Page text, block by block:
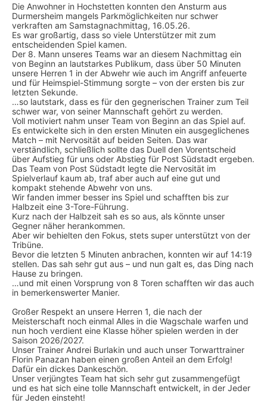
Die Anwohner in Hochstetten konnten den Ansturm aus
Durmersheim mangels Parkmöglichkeiten nur schwer
verkraften am Samstagnachmittag, 16.05.26.
Es war großartig, dass so viele Unterstützer mit zum
entscheidenden Spiel kamen.
Der 8. Mann unseres Teams war an diesem Nachmittag ein
von Beginn an lautstarkes Publikum, dass über 50 Minuten
unsere Herren 1 in der Abwehr wie auch im Angriff anfeuerte
und für Heimspiel-Stimmung sorgte – von der ersten bis zur
letzten Sekunde.
…so lautstark, dass es für den gegnerischen Trainer zum Teil
schwer war, von seiner Mannschaft gehört zu werden.
Voll motiviert nahm unser Team von Beginn an das Spiel auf.
Es entwickelte sich in den ersten Minuten ein ausgeglichenes
Match – mit Nervosität auf beiden Seiten. Das war
verständlich, schließlich sollte das Duell den Vorentscheid
über Aufstieg für uns oder Abstieg für Post Südstadt ergeben.
Das Team von Post Südstadt legte die Nervosität im
Spielverlauf kaum ab, traf aber auch auf eine gut und
kompakt stehende Abwehr von uns.
Wir fanden immer besser ins Spiel und schafften bis zur
Halbzeit eine 3-Tore-Führung.
Kurz nach der Halbzeit sah es so aus, als könnte unser
Gegner näher herankommen.
Aber wir behielten den Fokus, stets super unterstützt von der
Tribüne.
Bevor die letzten 5 Minuten anbrachen, konnten wir auf 14:19
stellen. Das sah sehr gut aus – und nun galt es, das Ding nach
Hause zu bringen.
…und mit einen Vorsprung von 8 Toren schafften wir das auch
in bemerkenswerter Manier.
Großer Respekt an unsere Herren 1, die nach der
Meisterschaft noch einmal Alles in die Wagschale warfen und
nun hoch verdient eine Klasse höher spielen werden in der
Saison 2026/2027.
Unser Trainer Andrei Burlakin und auch unser Torwarttrainer
Florin Panazan haben einen großen Anteil an dem Erfolg!
Dafür ein dickes Dankeschön.
Unser verjüngtes Team hat sich sehr gut zusammengefügt
und es hat sich eine tolle Mannschaft entwickelt, in der Jeder
für Jeden einsteht!